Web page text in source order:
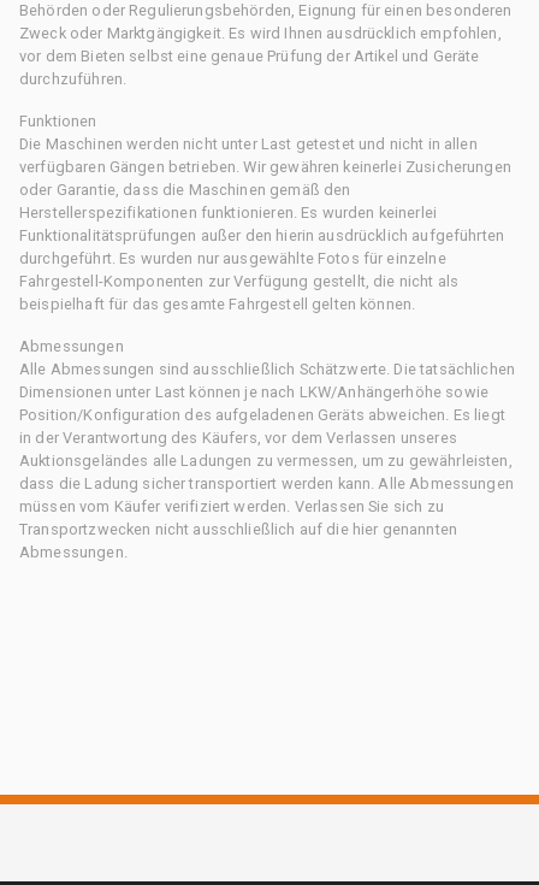
Behörden oder Regulierungsbehörden, Eignung für einen besonderen
Zweck oder Marktgängigkeit. Es wird Ihnen ausdrücklich empfohlen,
vor dem Bieten selbst eine genaue Prüfung der Artikel und Geräte
durchzuführen.
Funktionen
Die Maschinen werden nicht unter Last getestet und nicht in allen
verfügbaren Gängen betrieben. Wir gewähren keinerlei Zusicherungen
oder Garantie, dass die Maschinen gemäß den
Herstellerspezifikationen funktionieren. Es wurden keinerlei
Funktionalitätsprüfungen außer den hierin ausdrücklich aufgeführten
durchgeführt. Es wurden nur ausgewählte Fotos für einzelne
Fahrgestell-Komponenten zur Verfügung gestellt, die nicht als
beispielhaft für das gesamte Fahrgestell gelten können.
Abmessungen
Alle Abmessungen sind ausschließlich Schätzwerte. Die tatsächlichen
Dimensionen unter Last können je nach LKW/Anhängerhöhe sowie
Position/Konfiguration des aufgeladenen Geräts abweichen. Es liegt
in der Verantwortung des Käufers, vor dem Verlassen unseres
Auktionsgeländes alle Ladungen zu vermessen, um zu gewährleisten,
dass die Ladung sicher transportiert werden kann. Alle Abmessungen
müssen vom Käufer verifiziert werden. Verlassen Sie sich zu
Transportzwecken nicht ausschließlich auf die hier genannten
Abmessungen.